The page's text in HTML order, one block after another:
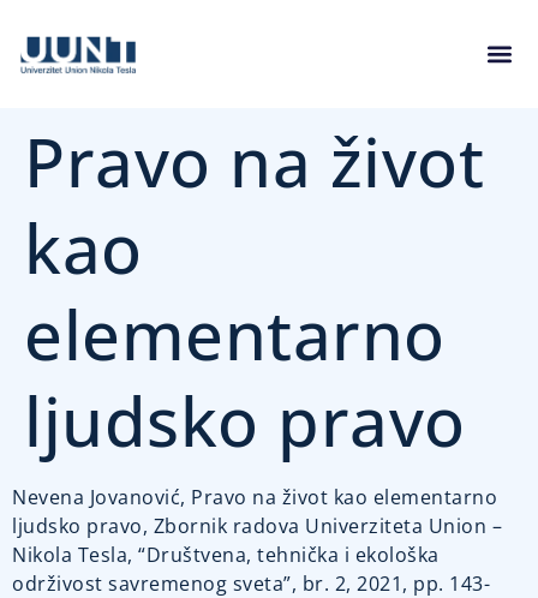
Pravo na život
kao
elementarno
ljudsko pravo
Nevena Jovanović, Pravo na život kao elementarno
ljudsko pravo, Zbornik radova Univerziteta Union –
Nikola Tesla, “Društvena, tehnička i ekološka
održivost savremenog sveta”, br. 2, 2021, pp. 143-